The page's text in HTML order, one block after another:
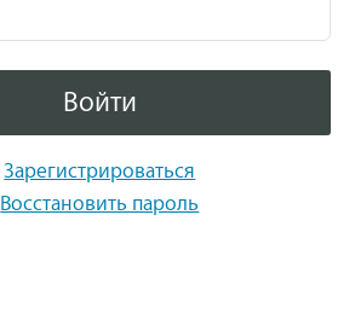
Войти
Зарегистрироваться
Восстановить пароль